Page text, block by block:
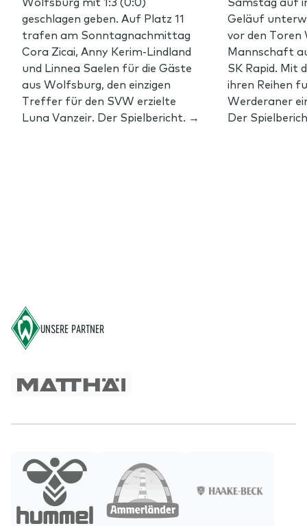
geschlagen geben. Auf Platz 11
trafen am Sonntagnachmittag
Cora Zicai, Anny Kerim-Lindland
und Linnea Saelen für die Gäste
aus Wolfsburg, den einzigen
Treffer für den SVW erzielte
Luna Vanzeir. Der Spielbericht. →
Geläuf
vor den Toren
Mannschaft
SK Rapid. Mit
ihren Reihen
Werderaner
Der
UNSERE PARTNER